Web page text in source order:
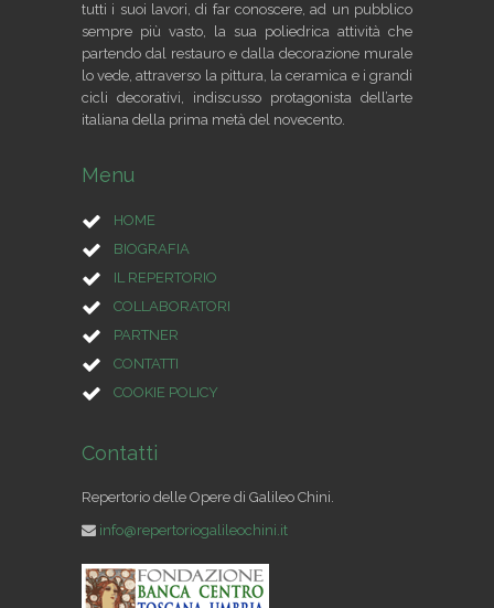
tutti i suoi lavori, di far conoscere, ad un pubblico
sempre più vasto, la sua poliedrica attività che
partendo dal restauro e dalla decorazione murale
lo vede, attraverso la pittura, la ceramica e i grandi
cicli decorativi, indiscusso protagonista dell’arte
italiana della prima metà del novecento.
Menu
HOME
BIOGRAFIA
IL REPERTORIO
COLLABORATORI
PARTNER
CONTATTI
COOKIE POLICY
Contatti
Repertorio delle Opere di Galileo Chini.
info@repertoriogalileochini.it